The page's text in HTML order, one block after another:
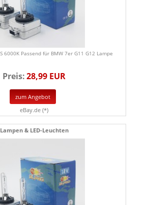
6000K Passend für BMW 7er G11 G12 Lampe
Preis:28,99 EUR
zum Angebot
eBay.de (*)
Lampen & LED-Leuchten